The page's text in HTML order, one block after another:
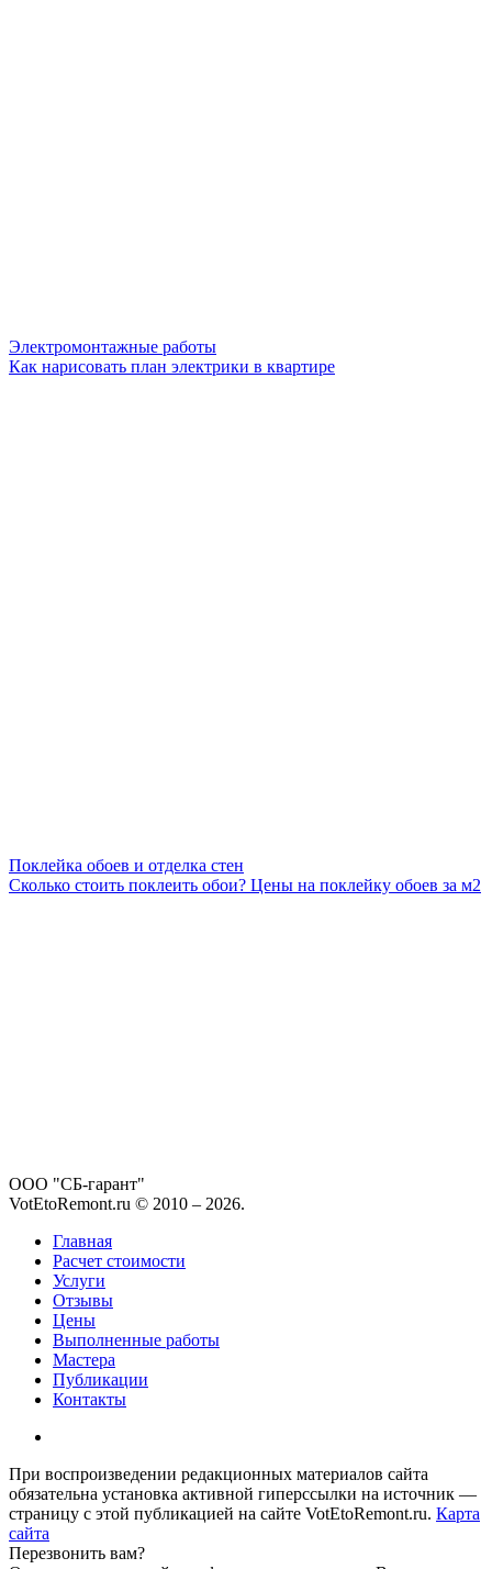
Электромонтажные работы
Как нарисовать план электрики в квартире
Поклейка обоев и отделка стен
Сколько стоить поклеить обои? Цены на поклейку обоев за м2
ООО "СБ-гарант"
VotEtoRemont.ru © 2010 – 2026.
Главная
Расчет стоимости
Услуги
Отзывы
Цены
Выполненные работы
Мастера
Публикации
Контакты
При воспроизведении редакционных материалов сайта
обязательна установка активной гиперссылки на источник —
страницу с этой публикацией на сайте VotEtoRemont.ru. Карта
сайта
Перезвонить вам?